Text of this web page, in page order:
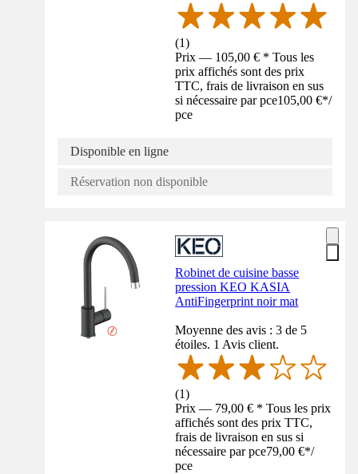
(1)
Prix — 105,00 € * Tous les
prix affichés sont des prix
TTC, frais de livraison en sus
si nécessaire par pce105,00 €*/
pce
Disponible en ligne
Réservation non disponible
Robinet de cuisine basse
pression KEO KASIA
AntiFingerprint noir mat
Moyenne des avis : 3 de 5
étoiles. 1 Avis client.
(1)
Prix — 79,00 € * Tous les prix
affichés sont des prix TTC,
frais de livraison en sus si
nécessaire par pce79,00 €*/
pce